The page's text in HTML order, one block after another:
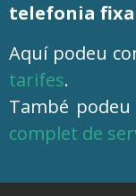
telefonia
Aquí podeu
tarifes.
També
complet de